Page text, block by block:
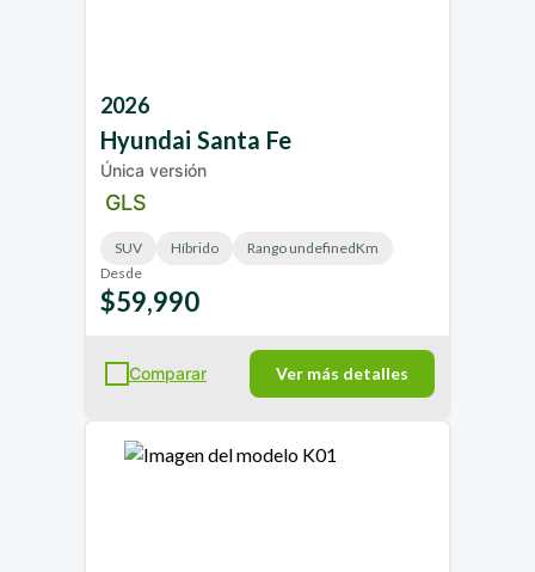
2026
Hyundai Santa Fe
Única versión
GLS
SUV Híbrido
Rango undefinedKm
Desde
$59,990
Comparar Ver más detalles